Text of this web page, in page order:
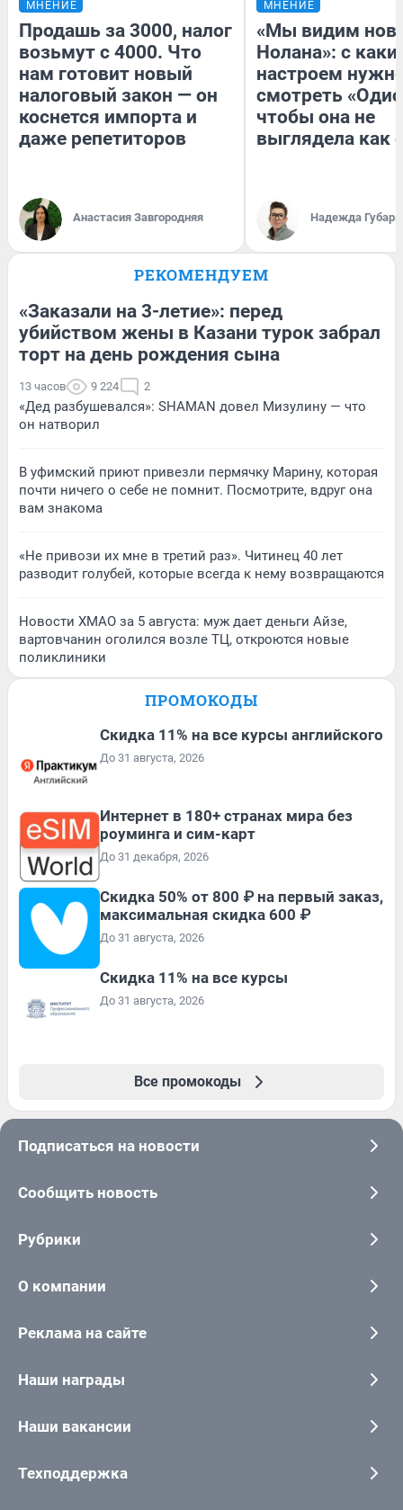
МНЕНИЕ
Продашь за 3000, налог
возьмут с 4000. Что
нам готовит новый
налоговый закон — он
коснется импорта и
даже репетиторов
Анастасия Завгородняя
МНЕНИЕ
«Мы видим
Нолана»: с
настроем
смотреть
чтобы она не
выглядела как
Надежда Губарь
РЕКОМЕНДУЕМ
«Заказали на 3-летие»: перед
убийством жены в Казани турок забрал
торт на день рождения сына
13 часов 9 224 2
«Дед разбушевался»: SHAMAN довел Мизулину — что
он натворил
В уфимский приют привезли пермячку Марину, которая
почти ничего о себе не помнит. Посмотрите, вдруг она
вам знакома
«Не привози их мне в третий раз». Читинец 40 лет
разводит голубей, которые всегда к нему возвращаются
Новости ХМАО за 5 августа: муж дает деньги Айзе,
вартовчанин оголился возле ТЦ, откроются новые
поликлиники
ПРОМОКОДЫ
Скидка 11% на все курсы английского
До 31 августа, 2026
Интернет в 180+ странах мира без
роуминга и сим-карт
До 31 декабря, 2026
Скидка 50% от 800 ₽ на первый заказ,
максимальная скидка 600 ₽
До 31 августа, 2026
Скидка 11% на все курсы
До 31 августа, 2026
Все промокоды
Подписаться на новости
Сообщить новость
Рубрики
О компании
Реклама на сайте
Наши награды
Наши вакансии
Техподдержка